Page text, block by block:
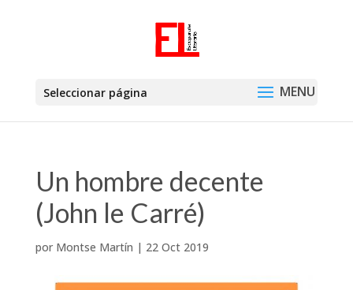
Seleccionar página
Un hombre decente
(John le Carré)
por Montse Martín | 22 Oct 2019